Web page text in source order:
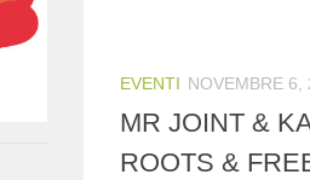
EVENTI NOVEMBRE 6,
MR JOINT &
ROOTS &